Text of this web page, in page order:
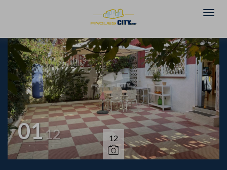
0112 12